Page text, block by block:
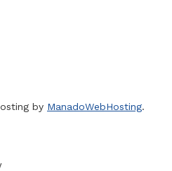
by ManadoWebHosting.